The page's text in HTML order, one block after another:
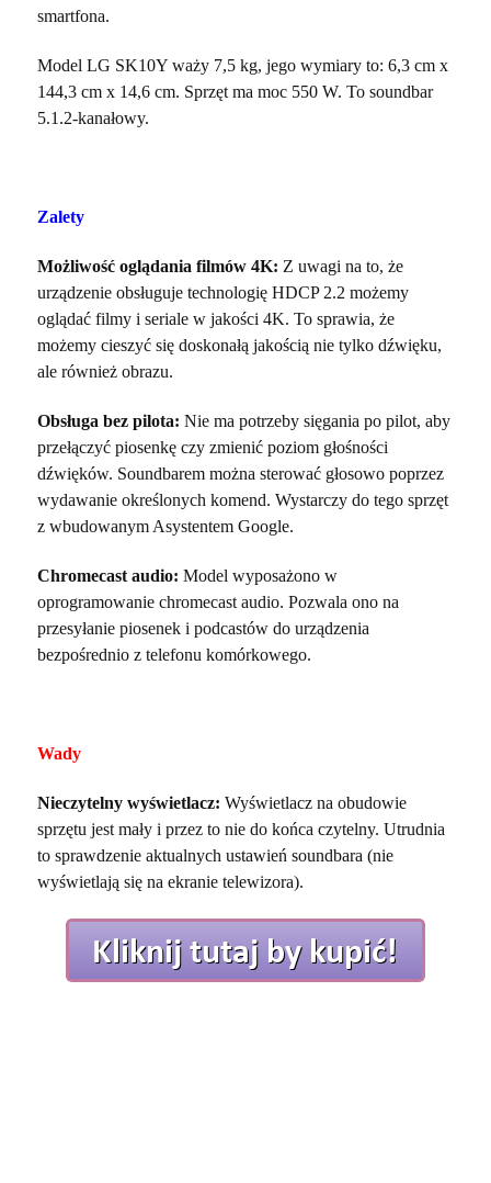
smartfona.
Model LG SK10Y waży 7,5 kg, jego wymiary to: 6,3 cm x
144,3 cm x 14,6 cm. Sprzęt ma moc 550 W. To soundbar
5.1.2-kanałowy.
Zalety
Możliwość oglądania filmów 4K: Z uwagi na to, że
urządzenie obsługuje technologię HDCP 2.2 możemy
oglądać filmy i seriale w jakości 4K. To sprawia, że
możemy cieszyć się doskonałą jakością nie tylko dźwięku,
ale również obrazu.
Obsługa bez pilota: Nie ma potrzeby sięgania po pilot, aby
przełączyć piosenkę czy zmienić poziom głośności
dźwięków. Soundbarem można sterować głosowo poprzez
wydawanie określonych komend. Wystarczy do tego sprzęt
z wbudowanym Asystentem Google.
Chromecast audio: Model wyposażono w
oprogramowanie chromecast audio. Pozwala ono na
przesyłanie piosenek i podcastów do urządzenia
bezpośrednio z telefonu komórkowego.
Wady
Nieczytelny wyświetlacz: Wyświetlacz na obudowie
sprzętu jest mały i przez to nie do końca czytelny. Utrudnia
to sprawdzenie aktualnych ustawień soundbara (nie
wyświetlają się na ekranie telewizora).